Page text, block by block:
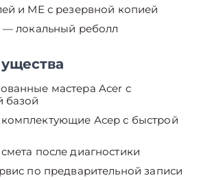
и ME с резервной копией
— локальный реболл
мастера Acer с
базой
Асер с быстрой
после диагностики
по предварительной записи